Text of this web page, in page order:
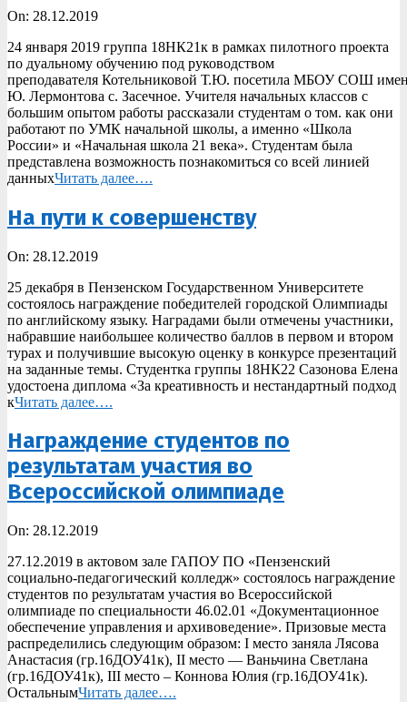
2019-
28
On: 28.12.2019
24 января 2019 группа 18НК21к в рамках пилотного проекта
по дуальному обучению под руководством
преподавателя Котельниковой Т.Ю. посетила МБОУ СОШ
Ю. Лермонтова с. Засечное. Учителя начальных классов с
большим опытом работы рассказали студентам о том. как они
работают по УМК начальной школы, а именно «Школа
России» и «Начальная школа 21 века». Студентам была
представлена возможность познакомиться со всей линией
данныхЧитать далее….
На пути к совершенству
2019-
28
On: 28.12.2019
25 декабря в Пензенском Государственном Университете
состоялось награждение победителей городской Олимпиады
по английскому языку. Наградами были отмечены участники,
набравшие наибольшее количество баллов в первом и втором
турах и получившие высокую оценку в конкурсе презентаций
на заданные темы. Студентка группы 18НК22 Сазонова Елена
удостоена диплома «За креативность и нестандартный подход
кЧитать далее….
Награждение студентов по
результатам участия во
Всероссийской олимпиаде
2019-
28
On: 28.12.2019
27.12.2019 в актовом зале ГАПОУ ПО «Пензенский
социально-педагогический колледж» состоялось награждение
студентов по результатам участия во Всероссийской
олимпиаде по специальности 46.02.01 «Документационное
обеспечение управления и архивоведение». Призовые места
распределились следующим образом: I место заняла Лясова
Анастасия (гр.16ДОУ41к), II место — Ваньчина Светлана
(гр.16ДОУ41к), III место – Коннова Юлия (гр.16ДОУ41к).
ОстальнымЧитать далее….